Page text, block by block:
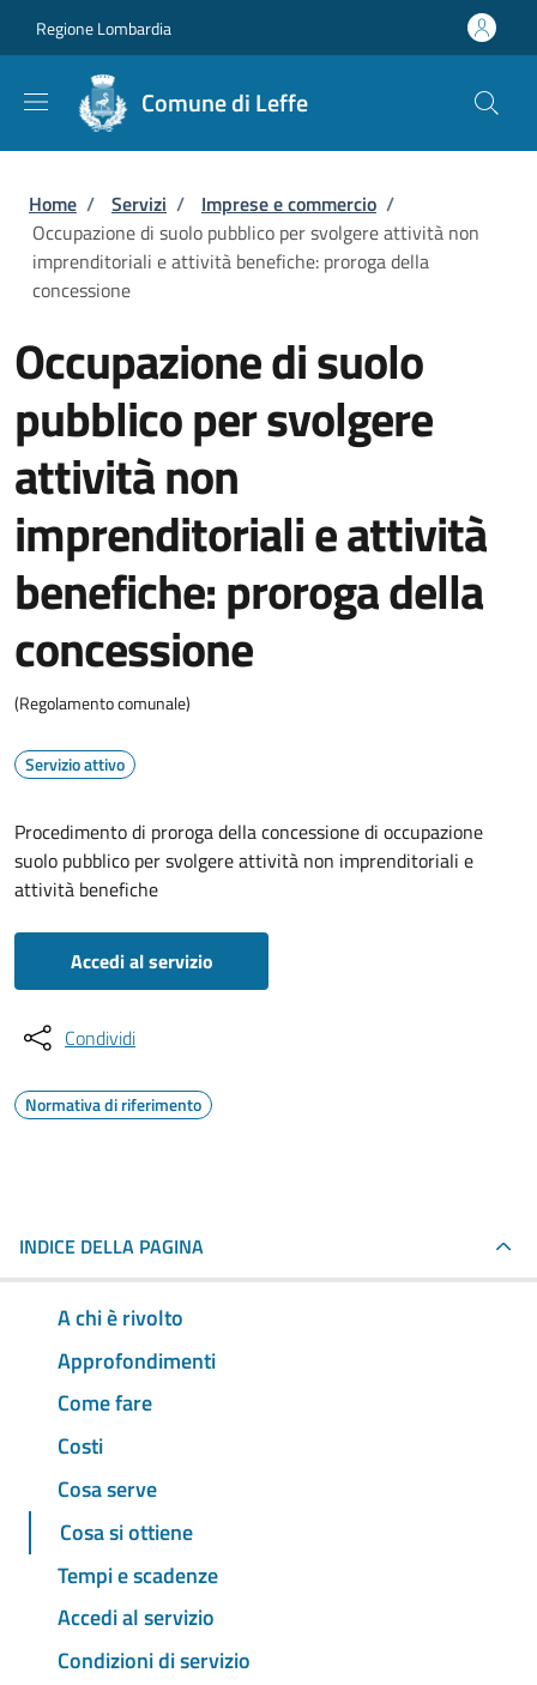
Regione Lombardia
Comune di Leffe
Briciole di pane
Home / Servizi / Imprese e commercio /
Occupazione di suolo pubblico per svolgere attività non
imprenditoriali e attività benefiche: proroga della
concessione
Occupazione di suolo
pubblico per svolgere
attività non
imprenditoriali e attività
benefiche: proroga della
concessione
(Regolamento comunale)
Servizio attivo
Procedimento di proroga della concessione di occupazione
suolo pubblico per svolgere attività non imprenditoriali e
attività benefiche
Accedi al servizio
Condividi
Normativa di riferimento
INDICE DELLA PAGINA
A chi è rivolto
Approfondimenti
Come fare
Costi
Cosa serve
Cosa si ottiene
Tempi e scadenze
Accedi al servizio
Condizioni di servizio